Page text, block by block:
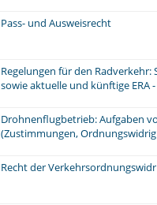
Pass- und Ausweisrecht
Regelungen für den Radverkehr:
sowie aktuelle und künftige ERA
Drohnenflugbetrieb: Aufgaben
(Zustimmungen,
Recht der